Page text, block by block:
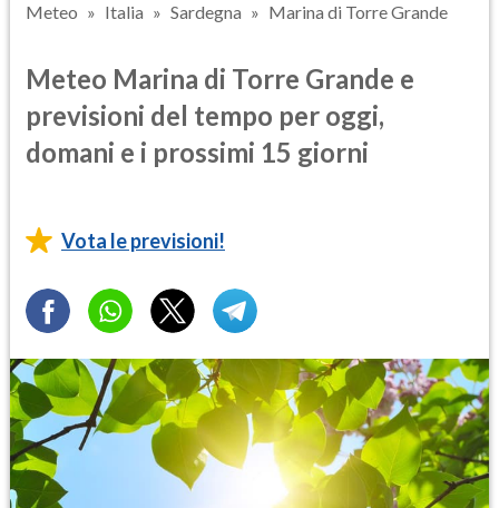
Meteo Italia Sardegna Marina di Torre Grande
Meteo Marina di Torre Grande e
previsioni del tempo per oggi,
domani e i prossimi 15 giorni
Vota le previsioni!